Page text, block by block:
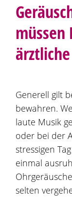
müssen
Generell gilt
bewahren.
laute Musik
oder bei der
stressigen
einmal
selten